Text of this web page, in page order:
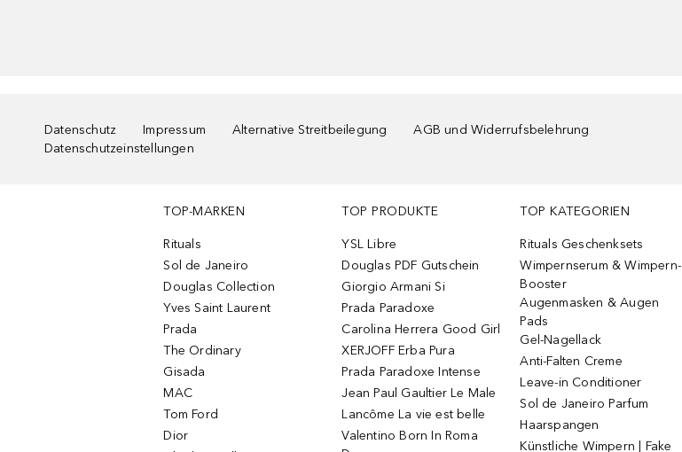
Datenschutz Impressum Alternative Streitbeilegung
AGB und Widerrufsbelehrung
Datenschutzeinstellungen
TOP-MARKEN
Rituals
Sol de Janeiro
Douglas Collection
Yves Saint Laurent
Prada
The Ordinary
Gisada
MAC
Tom Ford
Dior
TOP PRODUKTE
YSL Libre
Douglas PDF Gutschein
Giorgio Armani Si
Prada Paradoxe
Carolina Herrera Good Girl
XERJOFF Erba Pura
Prada Paradoxe Intense
Jean Paul Gaultier Le Male
Lancôme La vie est belle
Valentino Born In Roma
TOP KATEGORIEN
Rituals Geschenksets
Wimpernserum & Wimpern-
Booster
Augenmasken & Augen
Pads
Gel-Nagellack
Anti-Falten Creme
Leave-in Conditioner
Sol de Janeiro Parfum
Haarspangen
Künstliche Wimpern | Fake